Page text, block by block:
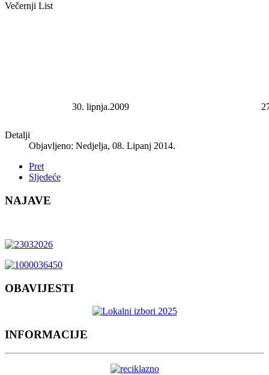
Večernji List
30. lipnja.2009
Detalji
Objavljeno: Nedjelja, 08. Lipanj 2014.
Pret
Sljedeće
NAJAVE
OBAVIJESTI
INFORMACIJE